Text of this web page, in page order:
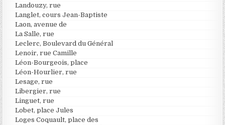
Landouzy, rue
Langlet, cours Jean-Baptiste
Laon, avenue de
La Salle, rue
Leclerc, Boulevard du Général
Lenoir, rue Camille
Léon-Bourgeois, place
Léon-Hourlier, rue
Lesage, rue
Libergier, rue
Linguet, rue
Lobet, place Jules
Loges Coquault, place des